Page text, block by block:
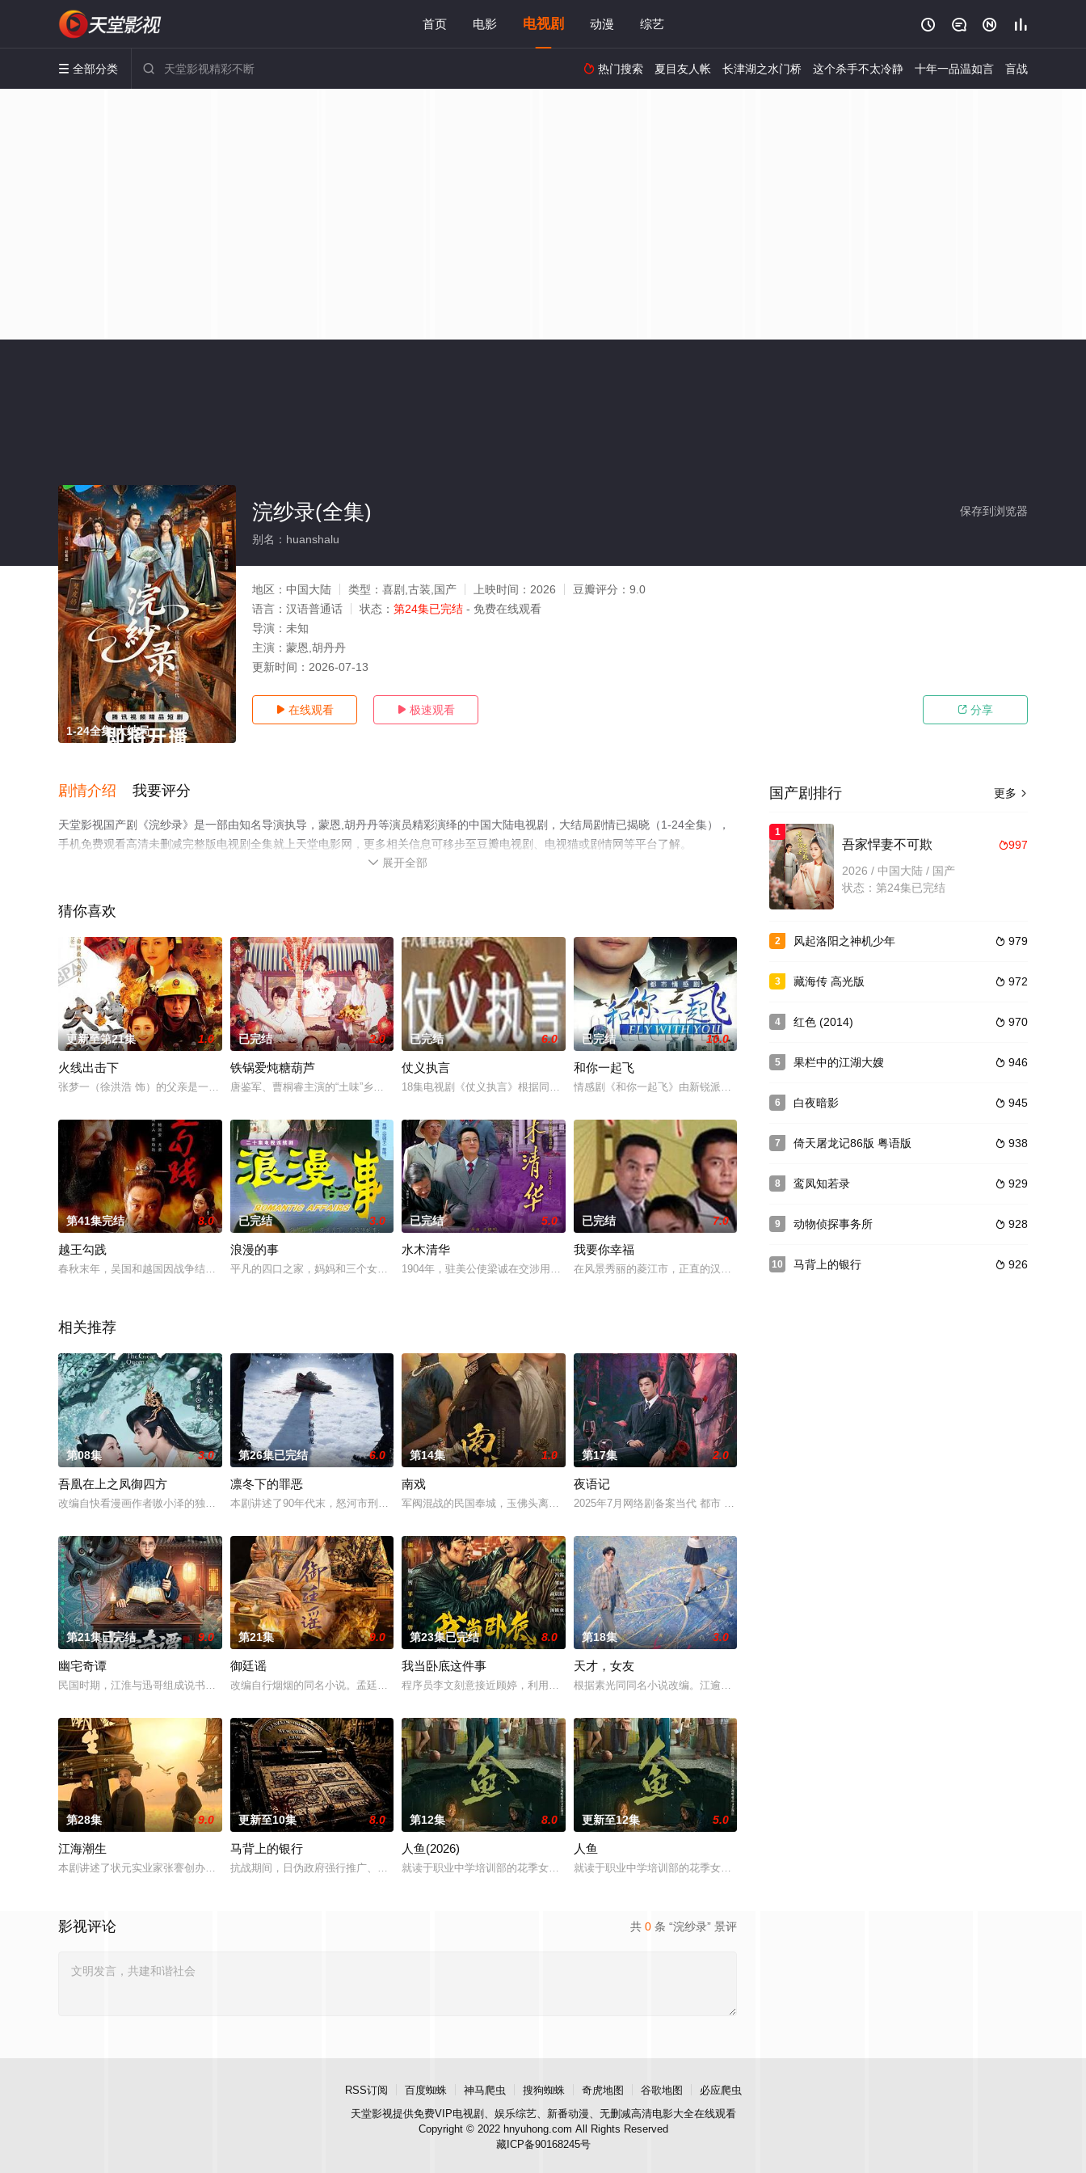
首页 电影 电视剧 动漫 综艺    
 全部分类   热门搜索 夏目友人帐 长津湖之水门桥 这个杀手不太冷静 十年一品温如言 盲战
1-24全集/大结局
保存到浏览器
浣纱录(全集)
别名：huanshalu
地区： 中国大陆 类型： 喜剧,古装,国产 上映时间： 2026 豆瓣评分： 9.0
语言： 汉语普通话 状态： 第24集已完结 - 免费在线观看
导演： 未知
主演： 蒙恩,胡丹丹
更新时间： 2026-07-13
 在线观看  极速观看  分享
剧情介绍 我要评分
天堂影视国产剧《浣纱录》是一部由知名导演执导，蒙恩,胡丹丹等演员精彩演绎的中国大陆电视剧，大结局剧情已揭晓（1-24全集），
手机免费观看高清未删减完整版电视剧全集就上天堂电影网，更多相关信息可移步至豆瓣电视剧、电视猫或剧情网等平台了解。
 展开全部
猜你喜欢
更新至第21集 1.0
火线出击下
张梦一（徐洪浩 饰）的父亲是一名消防员，在一次执行任务时英勇牺牲。父亲的光辉事迹深深影响着张梦一，长大后，他决定走上和父
已完结 2.0
铁锅爱炖糖葫芦
唐鉴军、曹桐睿主演的“土味”乡村偶像微剧。
已完结 6.0
仗义执言
18集电视剧《仗义执言》根据同名小说改编。讲述的是茹萍扮演的童芳和李元合开了一家“方圆律师事务所”，因为总是行侠仗义而入
已完结 10.0
和你一起飞
情感剧《和你一起飞》由新锐派导演程生生执导，巫刚、林永健、梁爱琪三位青岛籍演员担纲男、女主角。曾
第41集完结 8.0
越王勾践
春秋末年，吴国和越国因战争结下仇怨。吴王夫差为父报仇，在伍子胥的辅佐下日夜勤兵。得意之时的勾践铸成“王者之剑”，欲灭吴国
已完结 3.0
浪漫的事
平凡的四口之家，妈妈和三个女儿相互扶持，情浓难舍。妈妈（彭玉 饰）早年丧偶，独自拉扯女儿们长大，她与亡夫爱情故事成为女儿
已完结 5.0
水木清华
1904年，驻美公使梁诚在交涉用金亦或银支付庚子赔款的过程中，发现赔款数目“实属过多”，梁奋力追回，终将该款用之于教育并
已完结 7.0
我要你幸福
在风景秀丽的菱江市，正直的汉声公司工程质检经理石奇将本公司的工程质量问题向新闻媒体曝光，激怒了总
相关推荐
第08集 3.0
吾凰在上之凤御四方
改编自快看漫画作者嗷小泽的独家连载漫画《吾凰在上》。现代少女奚圆（姜贞羽 饰）因意外踏入玄机界，继而卷入虎云国内乱的漩涡
第26集已完结 6.0
凛冬下的罪恶
本剧讲述了90年代末，怒河市刑侦支队在无普及监控、无DNA鉴定技术的支持下，通过摸排、勘查等传统刑侦手段，接连破获数起重
第14集 1.0
南戏
军阀混战的民国奉城，玉佛头离奇失窃，戏班主横尸戏台，将冷血少帅许又安与昆曲名伶荣筱楠推向不死不休的对立绝境。而他们不知，
第17集 2.0
夜语记
2025年7月网络剧备案当代 都市 海南越酷文化传媒有限公司
第21集已完结 9.0
幽宅奇谭
民国时期，江淮与迅哥组成说书班子，偶遇“白天人住屋，晚上鬼占房”的阴阳宅，江淮被掳走配“阴婚”。他与女探长穆英搭档，侦破
第21集 9.0
御廷谣
改编自行烟烟的同名小说。孟廷辉，大平王朝有史以来个以女子进士科三元及第入翰林院的奇女子。十年前的她被他从死人堆里救出来，
第23集已完结 8.0
我当卧底这件事
程序员李文刻意接近顾婷，利用顾炎女儿奴的属性，请求老炮儿顾炎带自己用程序员身份卧底电诈集团以求查出未婚妻离奇死亡的真相。
第18集 3.0
天才，女友
根据素光同同名小说改编。江逾白长大以后，林知夏忽然对他说：“江逾白，我喜欢你，哲学和生物学意义上的
第28集 9.0
江海潮生
本剧讲述了状元实业家张謇创办大生企业，实业报国的故事。甲午战争后，国家蒙羞，张謇虽高中状元，却渴望寻求强国之路。他毅然弃
更新至10集 8.0
马背上的银行
抗战期间，日伪政府强行推广、使用由“中国准备银行”发行的伪钞货币。根据党中央指示，高景波、徐邵梁、孙希光和黄鹰等人开始筹
第12集 8.0
人鱼(2026)
就读于职业中学培训部的花季女生苏琳（黄杨钿甜 饰），虽自小被父母忽视，在艰苦环境中长大，但她始终刻苦学习，憧憬未来。为此
更新至12集 5.0
人鱼
就读于职业中学培训部的花季女生苏琳（黄杨钿甜 饰），虽自小被父母忽视，在艰苦环境中长大，但她始终刻
共 0 条 “浣纱录” 景评
影视评论
更多 
国产剧排行
1
997
吾家悍妻不可欺
2026 / 中国大陆 / 国产
状态：第24集已完结
2  979
风起洛阳之神机少年
3  972
藏海传 高光版
4  970
红色 (2014)
5  946
果栏中的江湖大嫂
6  945
白夜暗影
7  938
倚天屠龙记86版 粤语版
8  929
鸾凤知若录
9  928
动物侦探事务所
10  926
马背上的银行
RSS订阅 百度蜘蛛 神马爬虫 搜狗蜘蛛 奇虎地图 谷歌地图
必应爬虫
天堂影视提供免费VIP电视剧、娱乐综艺、新番动漫、无删减高清电影大全在线观看
Copyright © 2022 hnyuhong.com All Rights Reserved
藏ICP备90168245号